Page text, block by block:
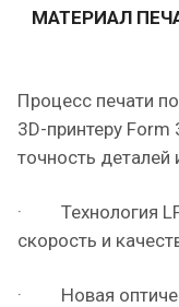
МАТЕРИАЛ
Процесс печати
3D-принтеру
точность деталей
· Технология
скорость и
· Новая